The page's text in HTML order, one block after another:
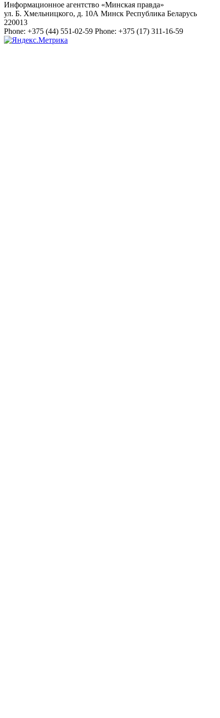
Информационное агентство «Минская правда»
ул. Б. Хмельницкого, д. 10А Минск Республика Беларусь
220013
Phone: +375 (44) 551-02-59 Phone: +375 (17) 311-16-59